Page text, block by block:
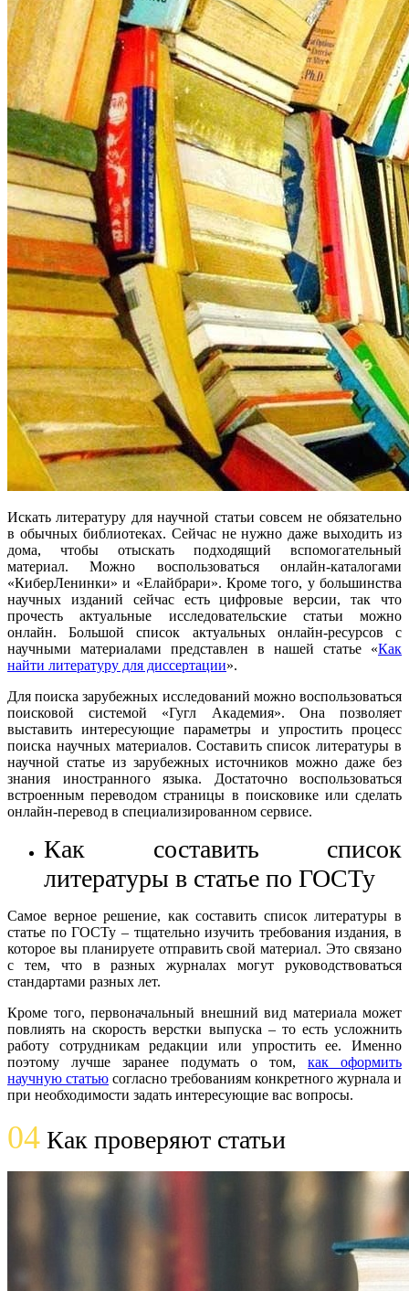
Искать литературу для научной статьи совсем не обязательно
в обычных библиотеках. Сейчас не нужно даже выходить из
дома, чтобы отыскать подходящий вспомогательный
материал. Можно воспользоваться онлайн-каталогами
«КиберЛенинки» и «Елайбрари». Кроме того, у большинства
научных изданий сейчас есть цифровые версии, так что
прочесть актуальные исследовательские статьи можно
онлайн. Большой список актуальных онлайн-ресурсов с
научными материалами представлен в нашей статье «Как
найти литературу для диссертации».
Для поиска зарубежных исследований можно воспользоваться
поисковой системой «Гугл Академия». Она позволяет
выставить интересующие параметры и упростить процесс
поиска научных материалов. Составить список литературы в
научной статье из зарубежных источников можно даже без
знания иностранного языка. Достаточно воспользоваться
встроенным переводом страницы в поисковике или сделать
онлайн-перевод в специализированном сервисе.
Как составить список
литературы в статье по ГОСТу
Самое верное решение, как составить список литературы в
статье по ГОСТу – тщательно изучить требования издания, в
которое вы планируете отправить свой материал. Это связано
с тем, что в разных журналах могут руководствоваться
стандартами разных лет.
Кроме того, первоначальный внешний вид материала может
повлиять на скорость верстки выпуска – то есть усложнить
работу сотрудникам редакции или упростить ее. Именно
поэтому лучше заранее подумать о том,как оформить
научную статью согласно требованиям конкретного журнала и
при необходимости задать интересующие вас вопросы.
04 Как проверяют статьи